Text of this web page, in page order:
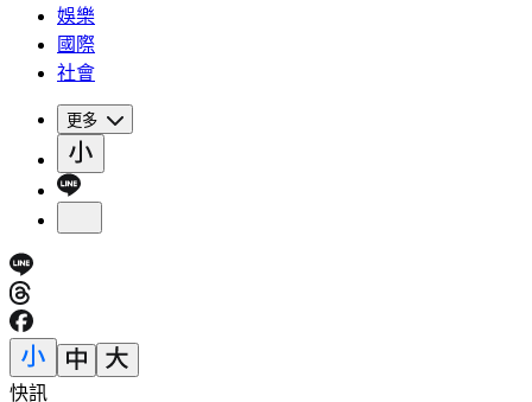
娛樂
國際
社會
更多
快訊